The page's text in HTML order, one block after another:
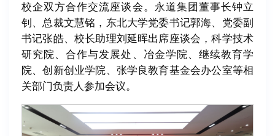
校企双方合作交流座谈会。永道集团董事长钟立
钊、总裁文慧铭，东北大学党委书记郭海、党委副
书记张皓、校长助理刘延晖出席座谈会，科学技术
研究院、合作与发展处、冶金学院、继续教育学
院、创新创业学院、张学良教育基金会办公室等相
关部门负责人参加会议。